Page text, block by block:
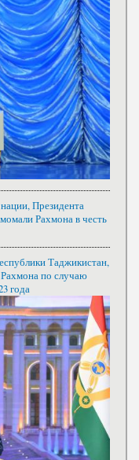
Президента
Рахмона в честь
Таджикистан,
по случаю
года